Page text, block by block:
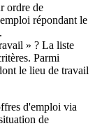
ordre de
répondant le
.
» ? La liste
Parmi
le lieu de travail
d'emploi via
de